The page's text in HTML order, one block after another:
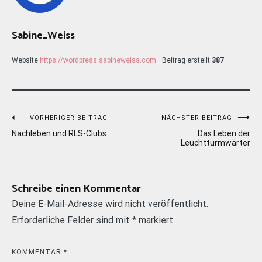
Sabine_Weiss
Website https://wordpress.sabineweiss.com Beitrag erstellt 387
Beitragsnavigation
VORHERIGER BEITRAG
Nachleben und RLS-Clubs
NÄCHSTER BEITRAG
Das Leben der
Leuchtturmwärter
Schreibe einen Kommentar
Deine E-Mail-Adresse wird nicht veröffentlicht.
Erforderliche Felder sind mit * markiert
KOMMENTAR *